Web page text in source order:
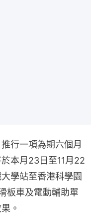
行一項為期六個月
本月23日至11月22
學站至香港科學園
板車及電動輔助單
。